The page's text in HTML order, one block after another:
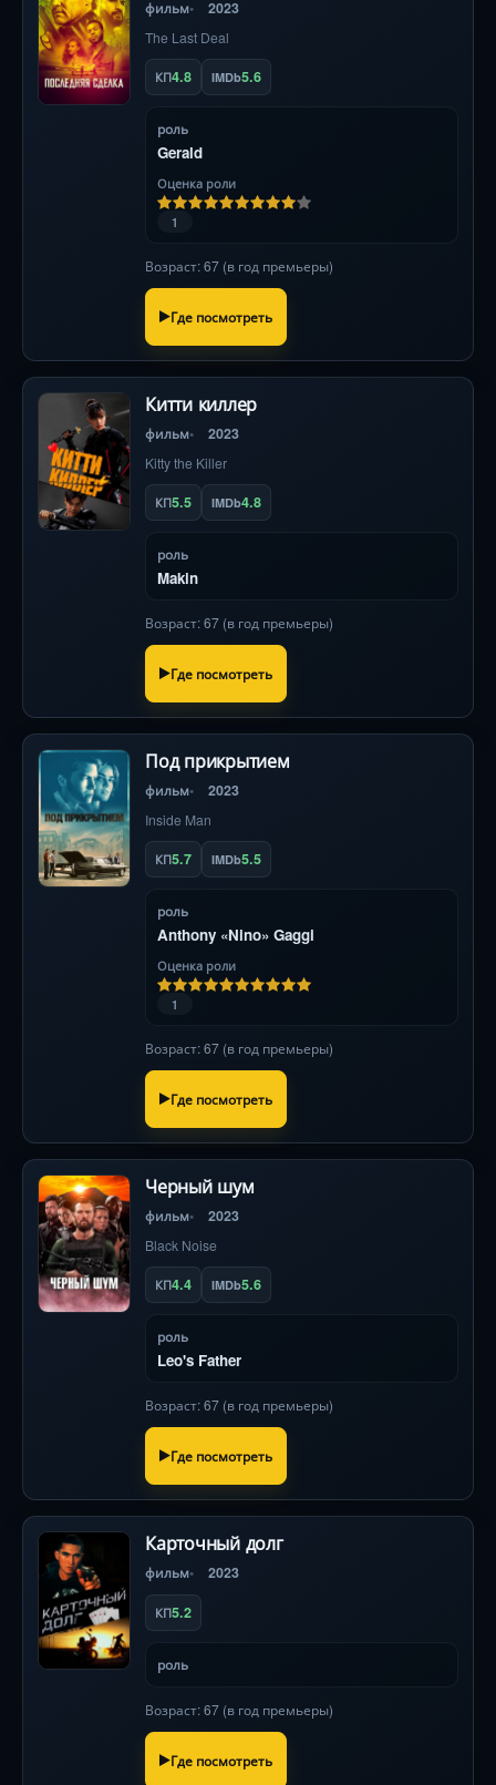
фильм 2023
The Last Deal
КП4.8 IMDb5.6
роль
Gerald
Оценка роли
1
Возраст: 67 (в год премьеры)
Где посмотреть
Китти киллер
фильм 2023
Kitty the Killer
КП5.5 IMDb4.8
роль
Makin
Возраст: 67 (в год премьеры)
Где посмотреть
Под прикрытием
фильм 2023
Inside Man
КП5.7 IMDb5.5
роль
Anthony «Nino» Gaggi
Оценка роли
1
Возраст: 67 (в год премьеры)
Где посмотреть
Черный шум
фильм 2023
Black Noise
КП4.4 IMDb5.6
роль
Leo's Father
Возраст: 67 (в год премьеры)
Где посмотреть
Карточный долг
фильм 2023
КП5.2
роль
Возраст: 67 (в год премьеры)
Где посмотреть